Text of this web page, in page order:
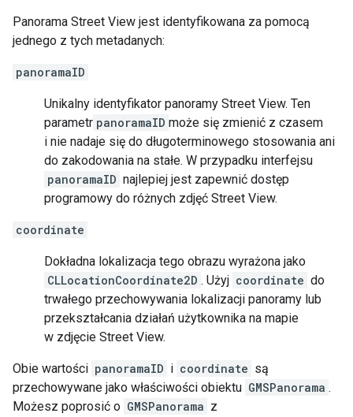
Panorama Street View jest identyfikowana za pomocą
jednego z tych metadanych:
panoramaID
Unikalny identyfikator panoramy Street View. Ten
parametr panoramaID może się zmienić z czasem
i nie nadaje się do długoterminowego stosowania ani
do zakodowania na stałe. W przypadku interfejsu
panoramaID najlepiej jest zapewnić dostęp
programowy do różnych zdjęć Street View.
coordinate
Dokładna lokalizacja tego obrazu wyrażona jako
CLLocationCoordinate2D . Użyj coordinate do
trwałego przechowywania lokalizacji panoramy lub
przekształcania działań użytkownika na mapie
w zdjęcie Street View.
Obie wartości panoramaID i coordinate są
przechowywane jako właściwości obiektu GMSPanorama .
Możesz poprosić o GMSPanorama z